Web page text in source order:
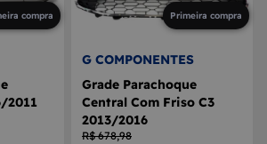
compra
2011
Primeira compra
G COMPONENTES
Grade Parachoque
Central Com Friso C3
2013/2016
R$ 678,98